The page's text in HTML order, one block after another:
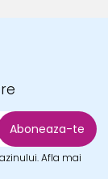
Afla mai